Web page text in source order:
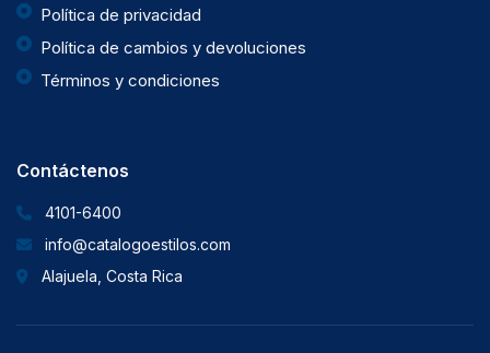
Política de privacidad
Política de cambios y devoluciones
Términos y condiciones
Contáctenos
4101-6400
info@catalogoestilos.com
Alajuela, Costa Rica